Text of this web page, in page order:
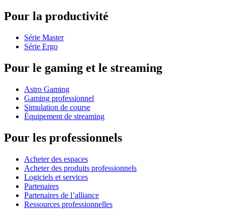
Pour la productivité
Série Master
Série Ergo
Pour le gaming et le streaming
Astro Gaming
Gaming professionnel
Simulation de course
Équipement de streaming
Pour les professionnels
Acheter des espaces
Acheter des produits professionnels
Logiciels et services
Partenaires
Partenaires de l’alliance
Ressources professionnelles